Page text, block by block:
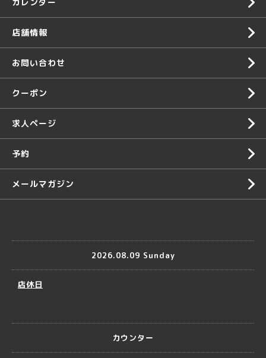
店舗情報
お問い合わせ
クーポン
求人ページ
予約
メールマガジン
2026.08.09 Sunday
店休日
カウンター